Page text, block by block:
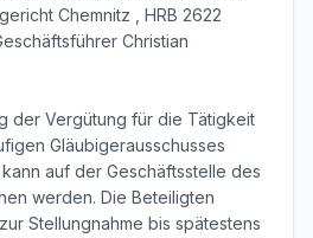
Chemnitz , HRB 2622
Christian
der Vergütung für die Tätigkeit
Gläubigerausschusses
auf der Geschäftsstelle des
werden. Die Beteiligten
Stellungnahme bis spätestens